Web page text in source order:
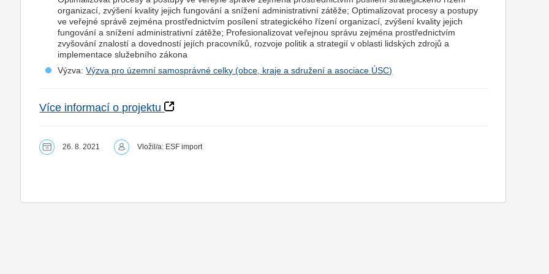
organizací, zvýšení kvality jejich fungování a snížení administrativní zátěže; Optimalizovat procesy a postupy
ve veřejné správě zejména prostřednictvím posílení strategického řízení organizací, zvýšení kvality jejich
fungování a snížení administrativní zátěže; Profesionalizovat veřejnou správu zejména prostřednictvím
zvyšování znalostí a dovedností jejích pracovníků, rozvoje politik a strategií v oblasti lidských zdrojů a
implementace služebního zákona
Výzva:Výzva pro územní samosprávné celky (obce, kraje a sdružení a asociace ÚSC)
Více informací o projektu
26. 8. 2021 Vložil/a: ESF import